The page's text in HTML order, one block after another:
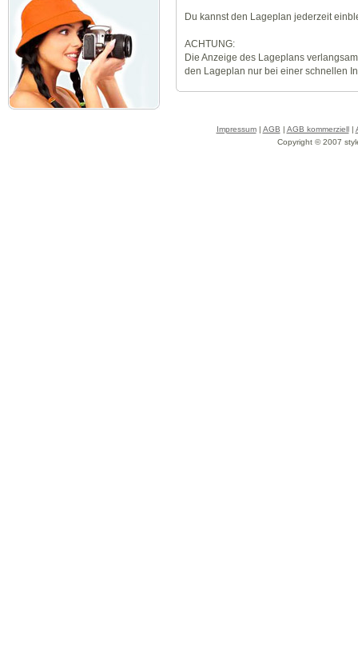
Du kannst den Lageplan jederzeit
ACHTUNG:
Die Anzeige des Lageplans
den Lageplan nur bei einer schnellen
Impressum| AGB | AGB kommerziell|
Copyright © 2007